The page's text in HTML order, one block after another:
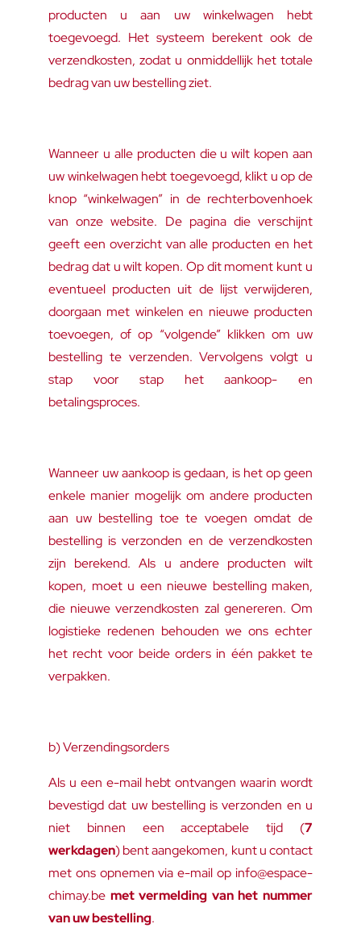
producten u aan uw winkelwagen hebt
toegevoegd. Het systeem berekent ook de
verzendkosten, zodat u onmiddellijk het totale
bedrag van uw bestelling ziet.
Wanneer u alle producten die u wilt kopen aan
uw winkelwagen hebt toegevoegd, klikt u op de
knop “winkelwagen” in de rechterbovenhoek
van onze website. De pagina die verschijnt
geeft een overzicht van alle producten en het
bedrag dat u wilt kopen. Op dit moment kunt u
eventueel producten uit de lijst verwijderen,
doorgaan met winkelen en nieuwe producten
toevoegen, of op “volgende” klikken om uw
bestelling te verzenden. Vervolgens volgt u
stap voor stap het aankoop- en
betalingsproces.
Wanneer uw aankoop is gedaan, is het op geen
enkele manier mogelijk om andere producten
aan uw bestelling toe te voegen omdat de
bestelling is verzonden en de verzendkosten
zijn berekend. Als u andere producten wilt
kopen, moet u een nieuwe bestelling maken,
die nieuwe verzendkosten zal genereren. Om
logistieke redenen behouden we ons echter
het recht voor beide orders in één pakket te
verpakken.
b) Verzendingsorders
Als u een e-mail hebt ontvangen waarin wordt
bevestigd dat uw bestelling is verzonden en u
niet binnen een acceptabele tijd (7
werkdagen) bent aangekomen, kunt u contact
met ons opnemen via e-mail op info@espace-
chimay.be met vermelding van het nummer
van uw bestelling.